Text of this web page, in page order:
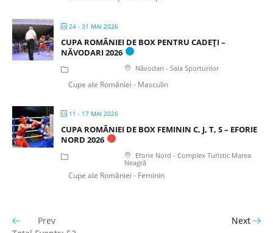
24 - 31 MAI 2026
CUPA ROMÂNIEI DE BOX PENTRU CADEȚI –
NĂVODARI 2026
Năvodari - Sala Sporturilor
Cupe ale României - Masculin
11 - 17 MAI 2026
CUPA ROMÂNIEI DE BOX FEMININ C, J, T, S – EFORIE
NORD 2026
Eforie Nord - Complex Turistic Marea
Neagră
Cupe ale României - Feminin
Prev
Next